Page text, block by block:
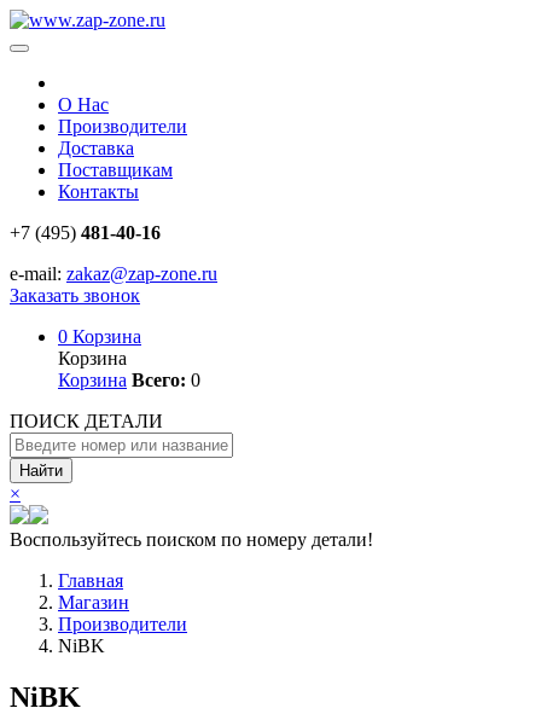
О Нас
Производители
Доставка
Поставщикам
Контакты
+7 (495) 481-40-16
e-mail: zakaz@zap-zone.ru
Заказать звонок
0 Корзина
Корзина
Корзина Всего: 0
ПОИСК ДЕТАЛИ
Найти
×
Воспользуйтесь поиском по номеру детали!
Главная
Магазин
Производители
NiBK
NiBK